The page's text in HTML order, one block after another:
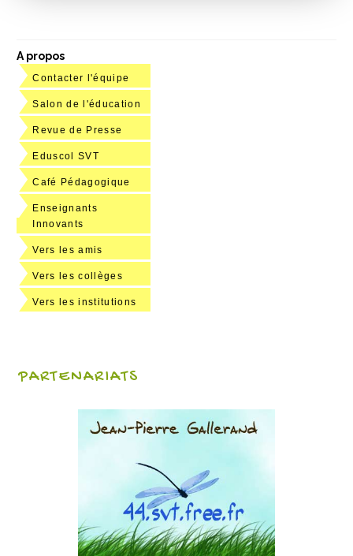
A propos
Contacter l'équipe
Salon de l'éducation
Revue de Presse
Eduscol SVT
Café Pédagogique
Enseignants
Innovants
Vers les amis
Vers les collèges
Vers les institutions
PARTENARIATS